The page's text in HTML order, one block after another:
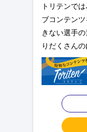
トリテンで
ブコンテン
きない選手
りだくさん